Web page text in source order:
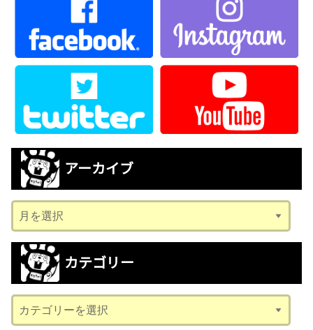
アーカイブ
ー
カ
ブ
カテゴリー
テ